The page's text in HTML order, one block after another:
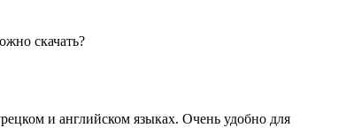
скачать?
и английском языках. Очень удобно для